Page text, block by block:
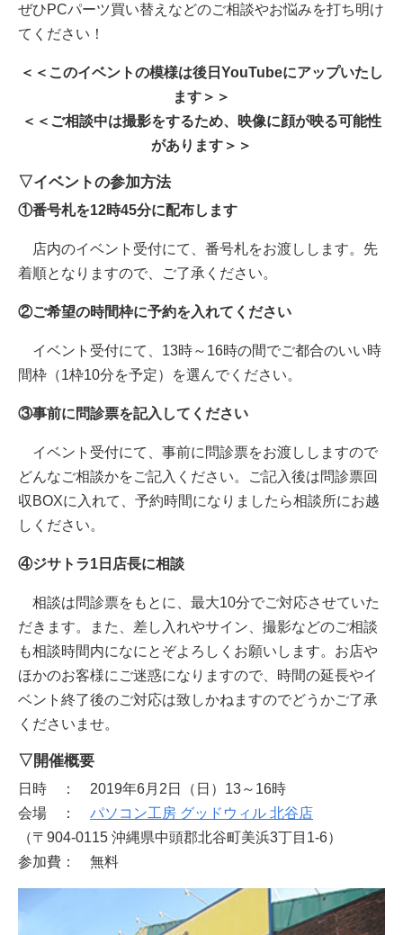
ぜひPCパーツ買い替えなどのご相談やお悩みを打ち明け
てください！
＜＜このイベントの模様は後日YouTubeにアップいたし
ます＞＞
＜＜ご相談中は撮影をするため、映像に顔が映る可能性
があります＞＞
▽イベントの参加方法
①番号札を12時45分に配布します
店内のイベント受付にて、番号札をお渡しします。先
着順となりますので、ご了承ください。
②ご希望の時間枠に予約を入れてください
イベント受付にて、13時～16時の間でご都合のいい時
間枠（1枠10分を予定）を選んでください。
③事前に問診票を記入してください
イベント受付にて、事前に問診票をお渡ししますので
どんなご相談かをご記入ください。ご記入後は問診票回
収BOXに入れて、予約時間になりましたら相談所にお越
しください。
④ジサトラ1日店長に相談
相談は問診票をもとに、最大10分でご対応させていた
だきます。また、差し入れやサイン、撮影などのご相談
も相談時間内になにとぞよろしくお願いします。お店や
ほかのお客様にご迷惑になりますので、時間の延長やイ
ベント終了後のご対応は致しかねますのでどうかご了承
くださいませ。
▽開催概要
日時 ： 2019年6月2日（日）13～16時
会場 ： パソコン工房 グッドウィル 北谷店
（〒904-0115 沖縄県中頭郡北谷町美浜3丁目1-6）
参加費： 無料